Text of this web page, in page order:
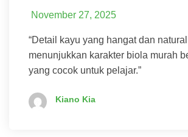
November 27, 2025
“Detail kayu yang hangat dan
menunjukkan karakter biola murah
yang cocok untuk pelajar.”
Kiano Kia